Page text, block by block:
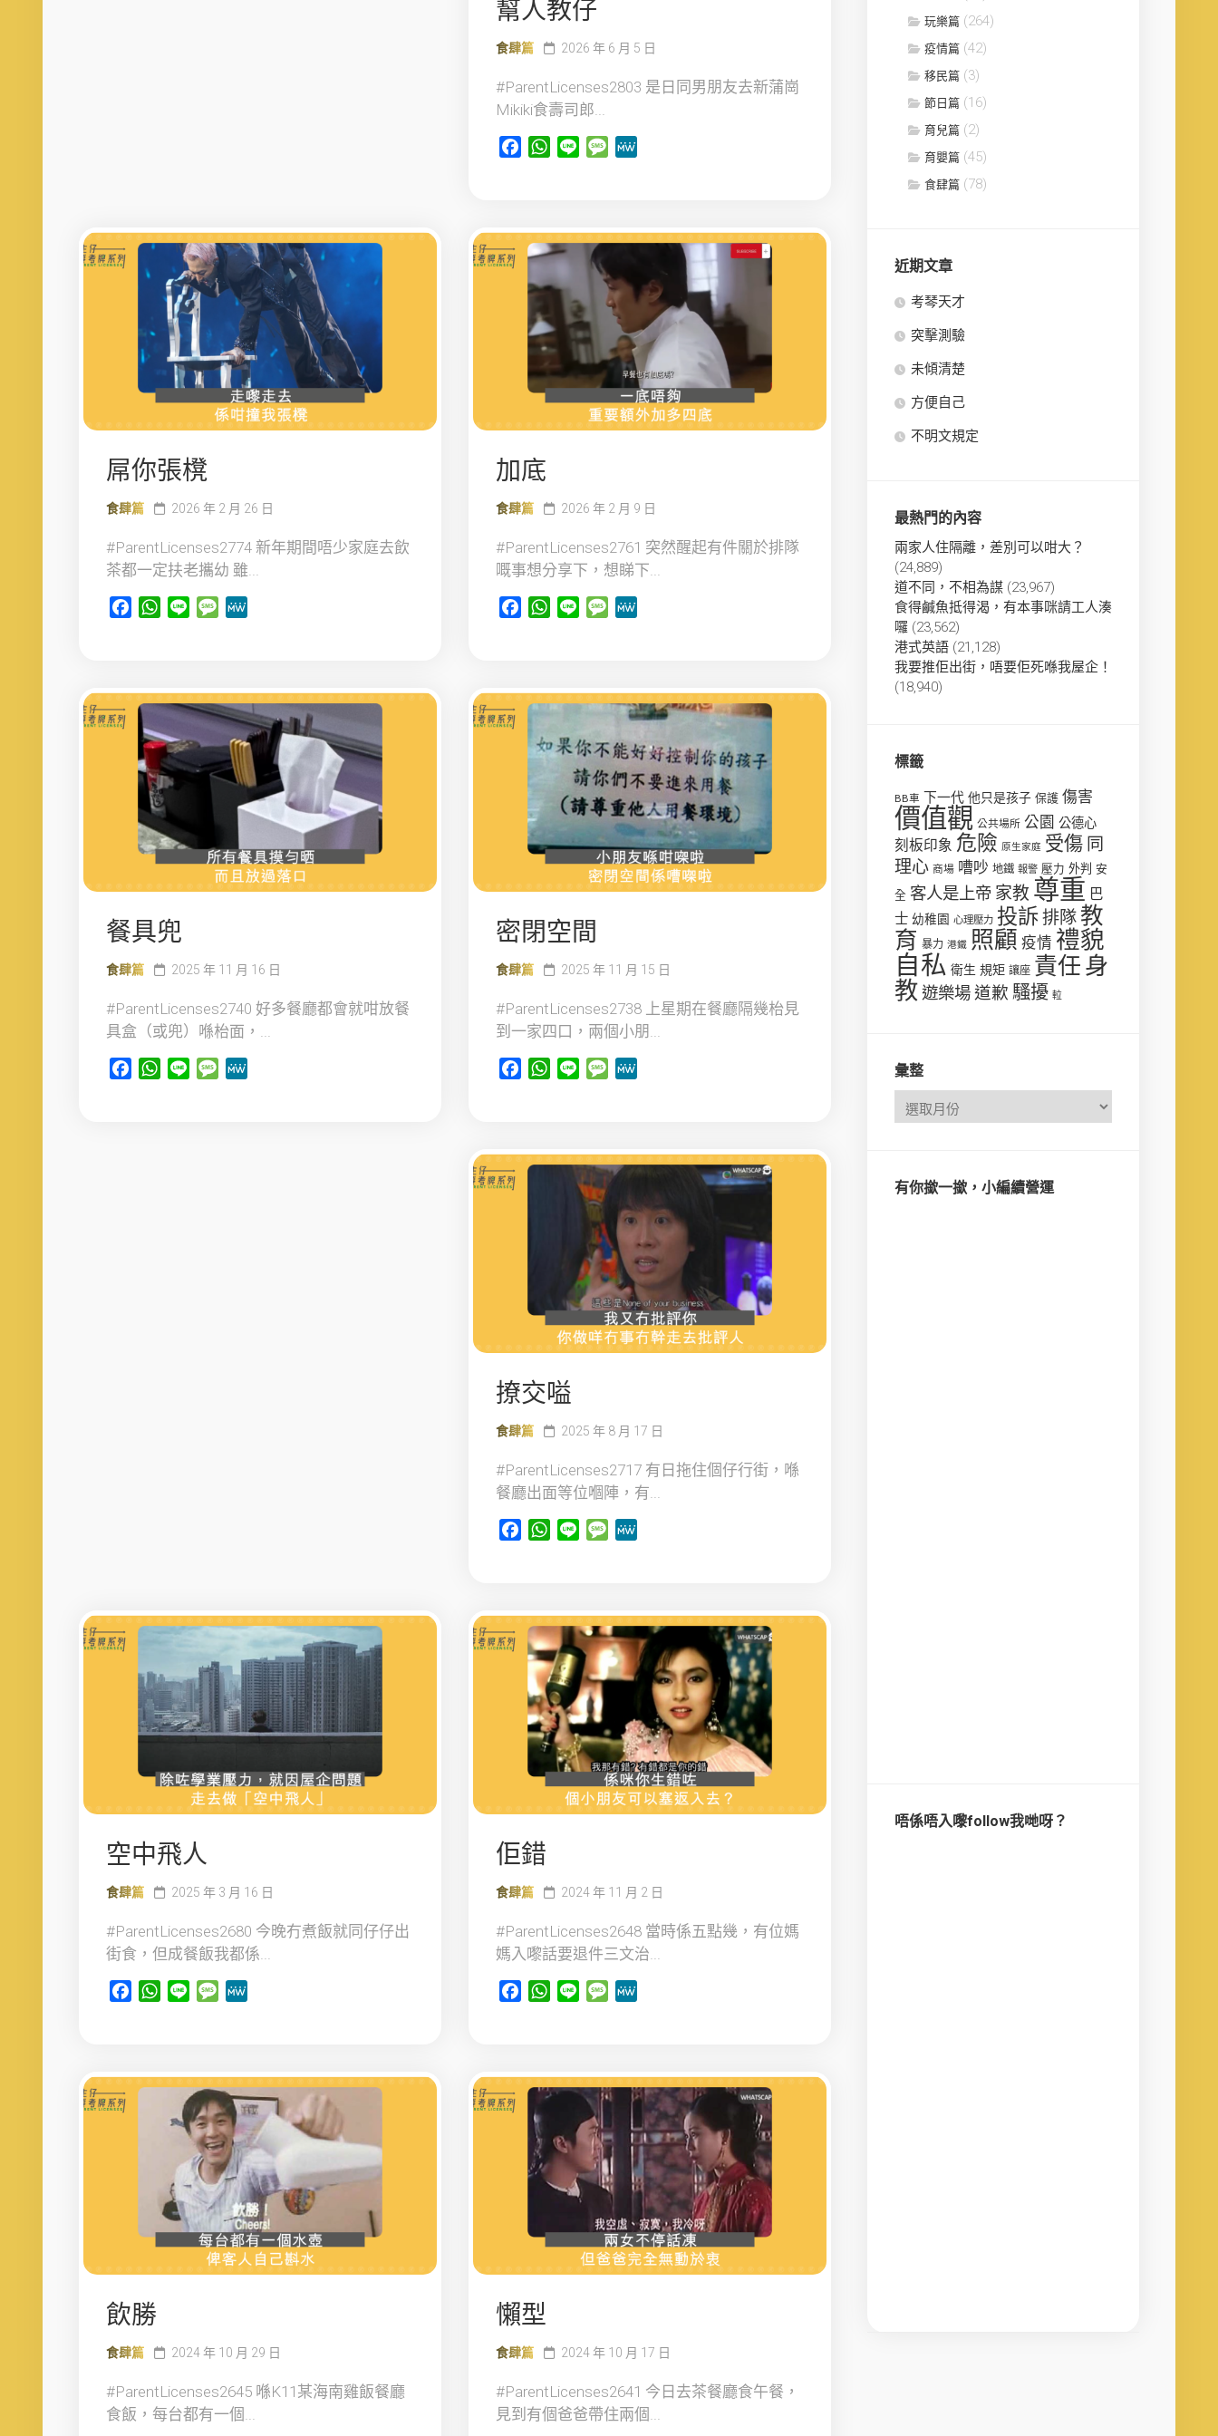
幫人教仔
食肆篇 2026 年 6 月 5 日
#ParentLicenses2803 是日同男朋友去新蒲崗
Mikiki食壽司郎...
FacebookWhatsApp
Line Message
屌你張櫈
食肆篇 2026 年 2 月 26 日
#ParentLicenses2774 新年期間唔少家庭去飲
茶都一定扶老攜幼 雖...
FacebookWhatsApp
Line Message
加底
食肆篇 2026 年 2 月 9 日
#ParentLicenses2761 突然醒起有件關於排隊
嘅事想分享下，想睇下...
FacebookWhatsApp
Line Message
餐具兜
食肆篇 2025 年 11 月 16 日
#ParentLicenses2740 好多餐廳都會就咁放餐
具盒（或兜）喺枱面，...
FacebookWhatsApp
Line Message
密閉空間
食肆篇 2025 年 11 月 15 日
#ParentLicenses2738 上星期在餐廳隔幾枱見
到一家四口，兩個小朋...
FacebookWhatsApp
Line Message
撩交嗌
食肆篇 2025 年 8 月 17 日
#ParentLicenses2717 有日拖住個仔行街，喺
餐廳出面等位嗰陣，有...
FacebookWhatsApp
Line Message
空中飛人
食肆篇 2025 年 3 月 16 日
#ParentLicenses2680 今晚冇煮飯就同仔仔出
街食，但成餐飯我都係...
FacebookWhatsApp
Line Message
佢錯
食肆篇 2024 年 11 月 2 日
#ParentLicenses2648 當時係五點幾，有位媽
媽入嚟話要退件三文治...
FacebookWhatsApp
Line Message
飲勝
食肆篇 2024 年 10 月 29 日
#ParentLicenses2645 喺K11某海南雞飯餐廳
食飯，每台都有一個...
懶型
食肆篇 2024 年 10 月 17 日
#ParentLicenses2641 今日去茶餐廳食午餐，
見到有個爸爸帶住兩個...
玩樂篇 (264)
疫情篇 (42)
移民篇 (3)
節日篇 (16)
育兒篇 (2)
育嬰篇 (45)
食肆篇 (78)
近期文章
考琴天才
突擊測驗
未傾清楚
方便自己
不明文規定
最熱門的內容
兩家人住隔離，差別可以咁大？
(24,889)
道不同，不相為謀 (23,967)
食得鹹魚抵得渴，有本事咪請工人湊
囉 (23,562)
港式英語 (21,128)
我要推佢出街，唔要佢死喺我屋企！
(18,940)
標籤
BB車 下一代 他只是孩子 保護 傷害
價值觀 公共場所 公園 公德心
刻板印象 危險 原生家庭 受傷 同
理心 商場 嘈吵 地鐵 報警 壓力 外判 安
全 客人是上帝 家教 尊重 巴
士 幼稚園 心理壓力 投訴排隊 教
育 暴力 港鐵 照顧 疫情 禮貌
自私 衛生 規矩 讓座 責任 身
教遊樂場道歉 騷擾 𨋢
彙整
有你撳一撳，小編續營運
唔係唔入嚟follow我哋呀？